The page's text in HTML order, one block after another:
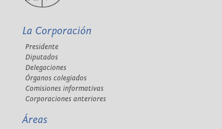
La Corporación
Presidente
Diputados
Delegaciones
Órganos colegiados
Comisiones informativas
Corporaciones anteriores
Áreas